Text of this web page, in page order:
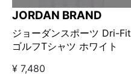
JORDAN BRAND
ジョーダンスポーツ Dri-Fit
ゴルフTシャツ ホワイト
¥ 7,480